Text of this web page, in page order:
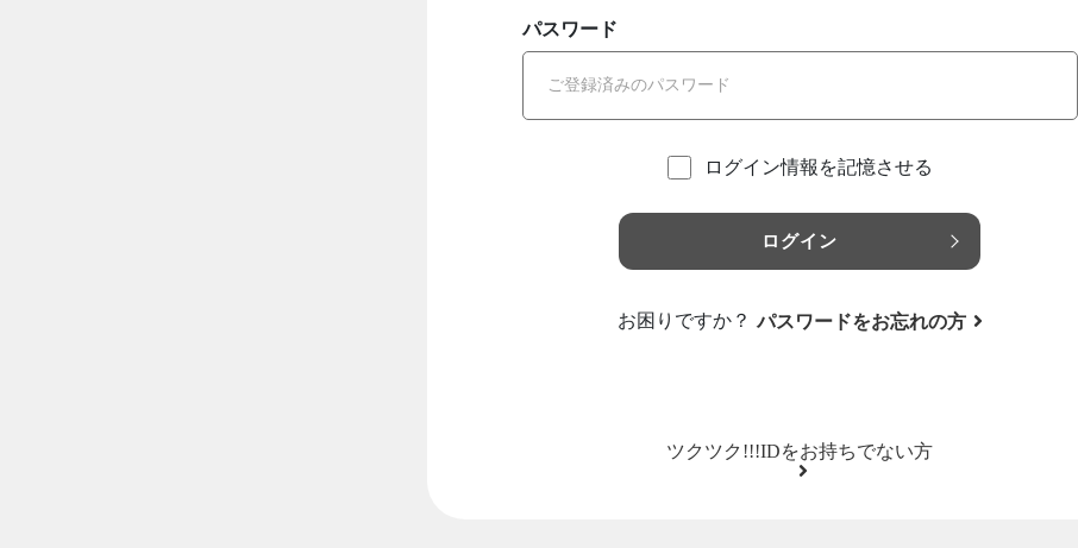
パスワード
ログイン情報を記憶させる
ログイン
お困りですか？ パスワードをお忘れの方
ツクツク!!!IDをお持ちでない方